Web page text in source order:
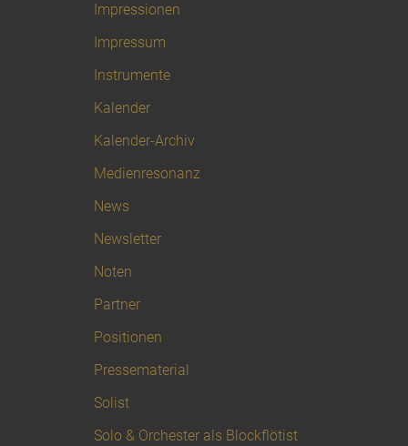
Impressionen
Impressum
Instrumente
Kalender
Kalender-Archiv
Medienresonanz
News
Newsletter
Noten
Partner
Positionen
Pressematerial
Solist
Solo & Orchester als Blockflötist